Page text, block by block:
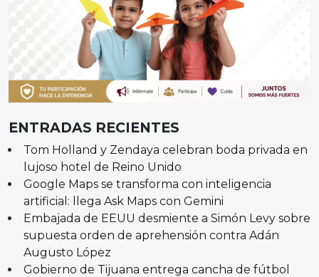
ENTRADAS RECIENTES
Tom Holland y Zendaya celebran boda privada en
lujoso hotel de Reino Unido
Google Maps se transforma con inteligencia
artificial: llega Ask Maps con Gemini
Embajada de EEUU desmiente a Simón Levy sobre
supuesta orden de aprehensión contra Adán
Augusto López
Gobierno de Tijuana entrega cancha de fútbol